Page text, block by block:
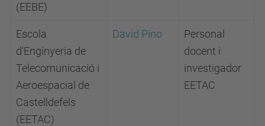
(EEBE)
Escola
d'Enginyeria de
Telecomunicació i
Aeroespacial de
Castelldefels
(EETAC)
David Pino
Personal
docent i
investigador
EETAC